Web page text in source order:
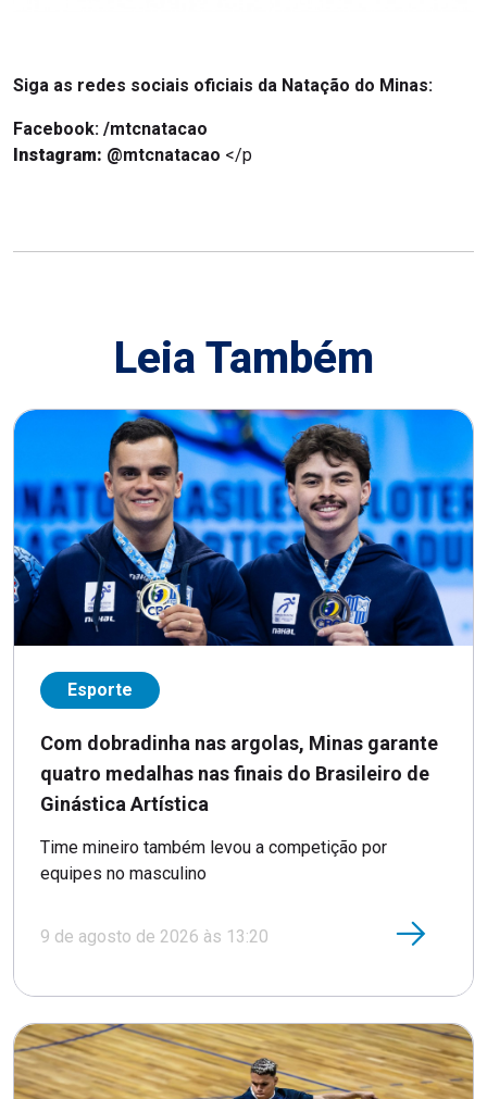
Siga as redes sociais oficiais da Natação do Minas:
Facebook: /mtcnatacao
Instagram: @mtcnatacao </p
Leia Também
Esporte
Com dobradinha nas argolas, Minas garante
quatro medalhas nas finais do Brasileiro de
Ginástica Artística
Time mineiro também levou a competição por
equipes no masculino
9 de agosto de 2026 às 13:20